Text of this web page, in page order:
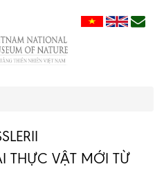
THỰC VẬT MỚI TỪ